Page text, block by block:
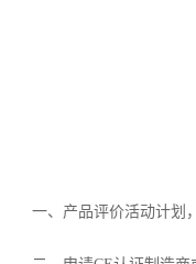
一、产品评价活动计划，